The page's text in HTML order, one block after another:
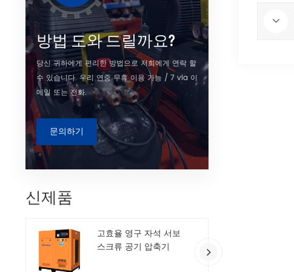
방법 도와 드릴까요?
당신 귀하에게 편리한 방법으로 저희에게 연락 할
수 있습니다. 우리 연중 무휴 이용 가능 / 7 via 이
메일 또는 전화.
문의하기
신제품
고효율 영구 자석 서보
스크류 공기 압축기